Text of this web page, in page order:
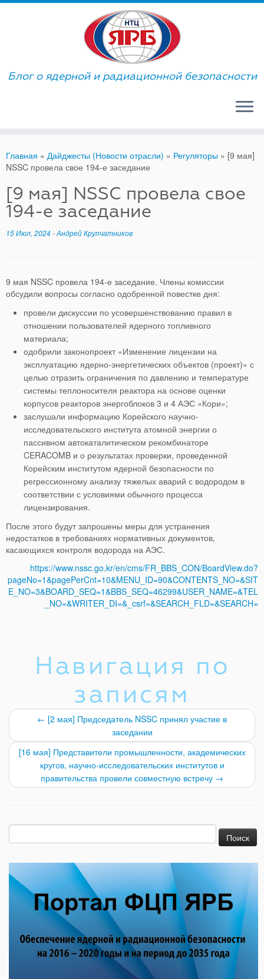
Skip
Блог о ядерной и радиационной безопасности
Главная » Дайджесты (Новости отрасли) » Регуляторы » [9 мая]
NSSC провела свое 194-е заседание
[9 мая] NSSC провела свое
194-е заседание
15 Июл, 2024-Андрей Крупчатников
9 мая NSSC провела 194-е заседание. Члены комиссии
обсудили вопросы согласно одобренной повестке дня:
провели дискуссии по усовершенствованию правил в
отношении пользователей ядерного топливного
материала;
одобрили законопроект «Изменение лицензии на
эксплуатацию ядерно-энергетических объектов (проект)» с
целью отразить ограничения по давлению и температуре
системы теплоносителя реактора на основе оценки
корпусов реакторов энергоблоков 3 и 4 АЭС «Кори»;
заслушали информацию Корейского научно-
исследовательского института атомной энергии о
пассивном автокаталитическом рекомбинаторе
CERACOMB и о результатах проверки, проведенной
Корейским институтом ядерной безопасности по
регрессионному анализу тяжелых аварий с водородом в
соответствии с условиями обычного процесса
лицензирования.
После этого будут запрошены меры для устранения
недостатков в требованиях нормативных документов,
касающихся контроля водорода на АЭС.
https://www.nssc.go.kr/en/cms/FR_BBS_CON/BoardView.do?
pageNo=1&pagePerCnt=10&MENU_ID=90&CONTENTS_NO=&SIT
E_NO=3&BOARD_SEQ=1&BBS_SEQ=46299&USER_NAME=&TEL
_NO=&WRITER_DI=&_csrf=&SEARCH_FLD=&SEARCH=
Навигация по
записям
← [2 мая] Председатель NSSC принял участие в
заседании
[16 мая] Представители промышленности, академических
кругов, научно-исследовательских институтов и
правительства провели совместную встречу →